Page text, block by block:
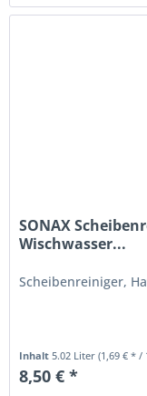
SONAX
Wischwasser...
Scheibenreiniger,
Inhalt5.02 Liter(1,69 € * /
8,50 € *